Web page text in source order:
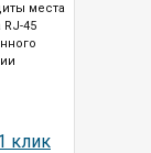
места
45
клик